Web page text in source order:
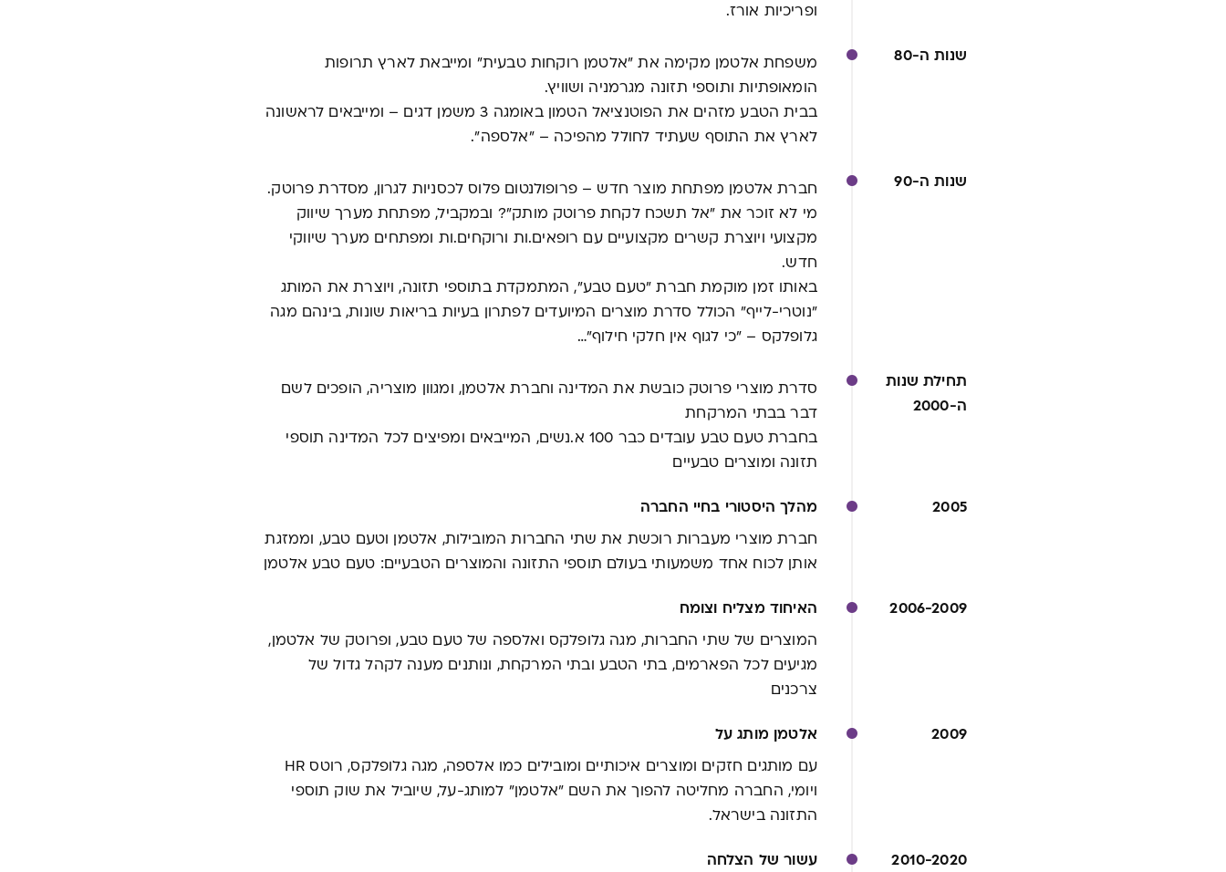
ופריכיות אורז.
שנות ה-80
משפחת אלטמן מקימה את "אלטמן רוקחות טבעית" ומייבאת לארץ תרופות
הומאופתיות ותוספי תזונה מגרמניה ושוויץ.
בבית הטבע מזהים את הפוטנציאל הטמון באומגה 3 משמן דגים – ומייבאים לראשונה
לארץ את התוסף שעתיד לחולל מהפיכה – "אלספה".
שנות ה-90
חברת אלטמן מפתחת מוצר חדש – פרופולנטום פלוס לכסניות לגרון, מסדרת פרוטק.
מי לא זוכר את "אל תשכח לקחת פרוטק מותק"? ובמקביל, מפתחת מערך שיווק
מקצועי ויוצרת קשרים מקצועיים עם רופאים.ות ורוקחים.ות ומפתחים מערך שיווקי
חדש.
באותו זמן מוקמת חברת "טעם טבע", המתמקדת בתוספי תזונה, ויוצרת את המותג
"נוטרי-לייף" הכולל סדרת מוצרים המיועדים לפתרון בעיות בריאות שונות, בינהם מגה
גלופלקס – "כי לגוף אין חלקי חילוף"…
תחילת שנות
ה-2000
סדרת מוצרי פרוטק כובשת את המדינה וחברת אלטמן, ומגוון מוצריה, הופכים לשם
דבר בבתי המרקחת
בחברת טעם טבע עובדים כבר 100 א.נשים, המייבאים ומפיצים לכל המדינה תוספי
תזונה ומוצרים טבעיים
2005
מהלך היסטורי בחיי החברה
חברת מוצרי מעברות רוכשת את שתי החברות המובילות, אלטמן וטעם טבע, וממזגת
אותן לכוח אחד משמעותי בעולם תוספי התזונה והמוצרים הטבעיים: טעם טבע אלטמן
2006-2009
האיחוד מצליח וצומח
המוצרים של שתי החברות, מגה גלופלקס ואלספה של טעם טבע, ופרוטק של אלטמן,
מגיעים לכל הפארמים, בתי הטבע ובתי המרקחת, ונותנים מענה לקהל גדול של
צרכנים
2009
אלטמן מותג על
עם מותגים חזקים ומוצרים איכותיים ומובילים כמו אלספה, מגה גלופלקס, רוטס HR
ויומי, החברה מחליטה להפוך את השם "אלטמן" למותג-על, שיוביל את שוק תוספי
התזונה בישראל.
2010-2020
עשור של הצלחה